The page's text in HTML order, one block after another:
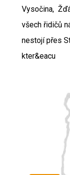
Vysočina,
všech řidičů
nestojí přes
kter&eacu